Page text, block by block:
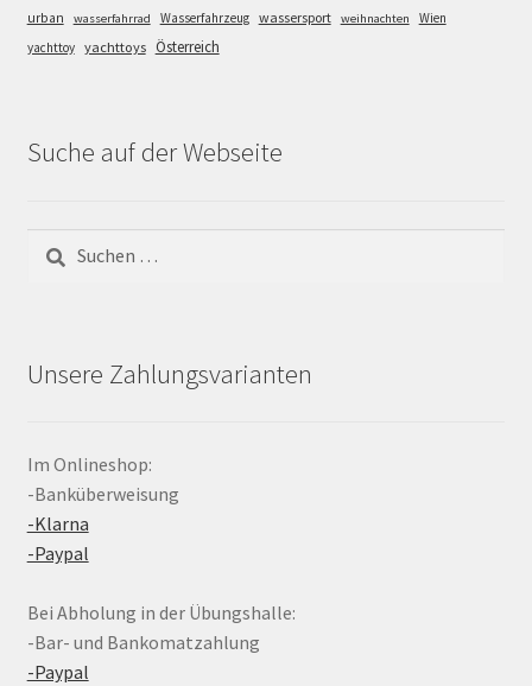
urban wasserfahrrad Wasserfahrzeug wassersport weihnachten
Wien
yachttoy yachttoys Österreich
Suche auf der Webseite
nach:
Unsere Zahlungsvarianten
Im Onlineshop:
-Banküberweisung
-Klarna
-Paypal
Bei Abholung in der Übungshalle:
-Bar- und Bankomatzahlung
-Paypal